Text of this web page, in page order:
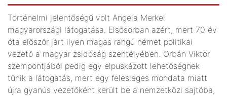
Történelmi jelentőségű volt Angela Merkel
magyarországi látogatása. Elsősorban azért, mert 70 év
óta először járt ilyen magas rangú német politikai
vezető a magyar zsidóság szentélyében. Orbán Viktor
szempontjából pedig egy elpuskázott lehetőségnek
tűnik a látogatás, mert egy felesleges mondata miatt
újra gyanús vezetőként került be a nemzetközi sajtóba,